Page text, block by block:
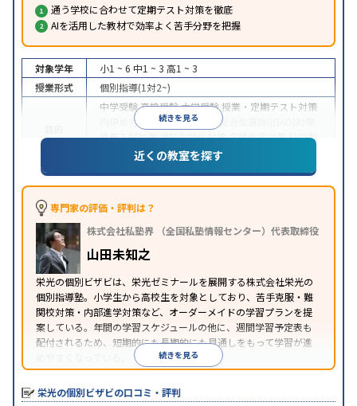
通う学校に合わせて定期テスト対策を徹底
AIを活用した教材で効率よく苦手分野を把握
続きを見る
対象学年 小1 ~ 6 中1 ~ 3 高1 ~ 3
授業形式
個別指導(1対2~)
中学受験高校受験大学受験 授業・定期テスト対策
内申点対策
学習習慣の定着
総合型選抜(旧AO)対策
推薦入試対策学校別特化対策各種検定対策科目別
特化対策
特徴
中高一貫校生に対応授業の振替可能1科目から受講
可能
※2023年3月調査。小学校高学年の個別指導塾アンケート調査方法
近くの教室を探す
専門家の評価・評判は？
株式会社私塾界 （全国私塾情報センター）代表取締役
山田未知之
栄光の個別ビザビは、栄光ゼミナールを展開する株式会社栄光の
個別指導塾。小学生から高校生を対象としており、苦手克服・難
関校対策・内部進学対策など、オーダーメイドの学習プランを提
案している。年間の学習スケジュールの他に、週間学習予定表も
配付されるため、短期的にも長期的にも見通しをもって学習が進
続きを見る
栄光の個別ビザビの口コミ・評判